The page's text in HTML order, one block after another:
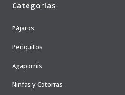
Categorías
Pájaros
Periquitos
Agapornis
Ninfas y Cotorras